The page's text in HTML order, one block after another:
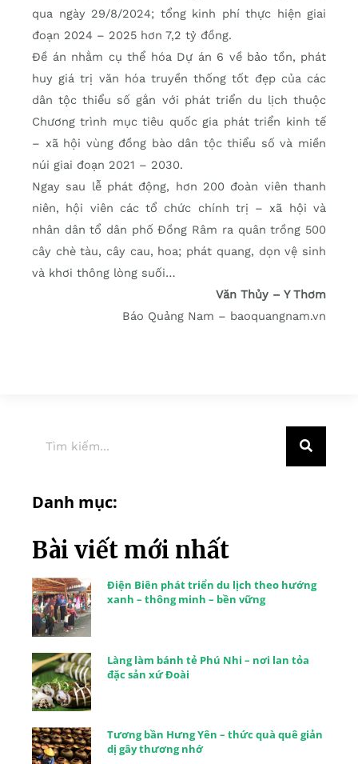
qua ngày 29/8/2024; tổng kinh phí thực hiện giai
đoạn 2024 – 2025 hơn 7,2 tỷ đồng.
Đề án nhằm cụ thể hóa Dự án 6 về bảo tồn, phát
huy giá trị văn hóa truyền thống tốt đẹp của các
dân tộc thiểu số gắn với phát triển du lịch thuộc
Chương trình mục tiêu quốc gia phát triển kinh tế
– xã hội vùng đồng bào dân tộc thiểu số và miền
núi giai đoạn 2021 – 2030.
Ngay sau lễ phát động, hơn 200 đoàn viên thanh
niên, hội viên các tổ chức chính trị – xã hội và
nhân dân tổ dân phố Đồng Râm ra quân trồng 500
cây chè tàu, cây cau, hoa; phát quang, dọn vệ sinh
và khơi thông lòng suối…
Văn Thủy – Y Thơm
Báo Quảng Nam – baoquangnam.vn
Danh mục:
Bài viết mới nhất
Điện Biên phát triển du lịch theo hướng
xanh – thông minh – bền vững
Làng làm bánh tẻ Phú Nhi – nơi lan tỏa
đặc sản xứ Đoài
Tương bần Hưng Yên – thức quà quê giản
dị gây thương nhớ